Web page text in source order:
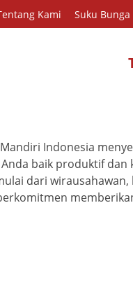
Kami Suku Bunga
Mandiri Indonesia
baik produktif dan
dari